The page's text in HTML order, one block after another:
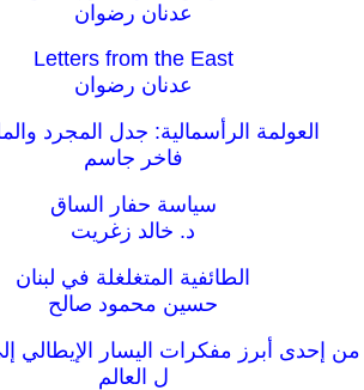
عدنان رضوان
Letters from the East
عدنان رضوان
العولمة الرأسمالية: جدل المجرد
فاخر جاسم
سياسة حفار الساق
د. خالد زغريت
الطائفية المتغلغلة في لبنان
حسين محمود صالح
ل العالم